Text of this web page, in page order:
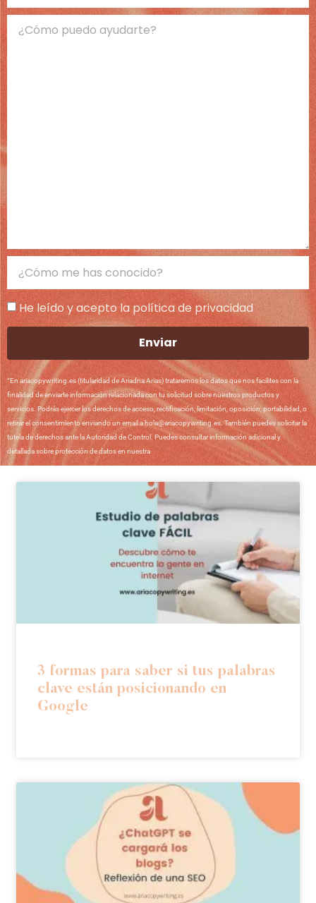
He leído y acepto la política de privacidad
Enviar
“En ariacopywriting.es (titularidad de Ariadna Arias) trataremos los datos que nos facilites con la
finalidad de enviarte información relacionada con tu solicitud sobre nuestros productos y
servicios. Podrás ejercer los derechos de acceso, rectificación, limitación, oposición, portabilidad, o
retirar el consentimiento enviando un email a hola@ariacopywriting.es. También puedes solicitar la
tutela de derechos ante la Autoridad de Control. Puedes consultar información adicional y
detallada sobre protección de datos en nuestra
Política de Privacidad
3 formas para saber si tus palabras
clave están posicionando en
Google